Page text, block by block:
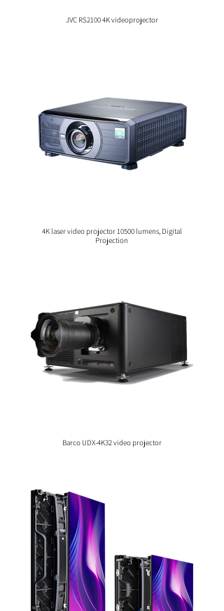
JVC RS2100 4K videoprojector
4K laser video projector 10500 lumens, Digital
Projection
Barco UDX-4K32 video projector